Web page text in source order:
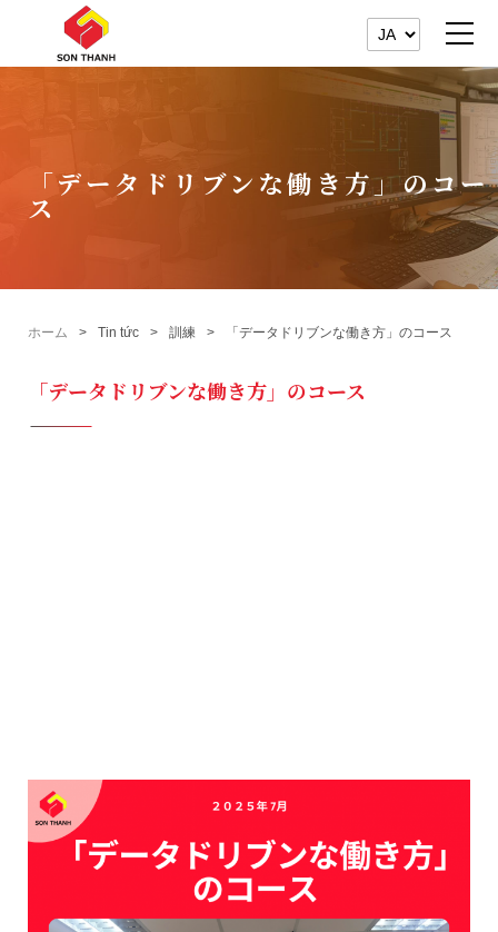
「データドリブンな働き方」のコー
ス
ホーム Tin tức 訓練 「データドリブンな働き方」のコース
「データドリブンな働き方」のコース